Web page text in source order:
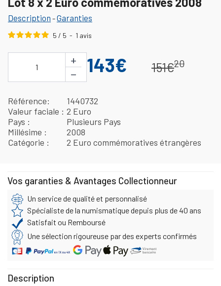
Description -Garanties
5 / 5 - 1 avis
1
+
−
143€ 151€20
Référence
1440732
Valeur faciale
2 Euro
Pays
Plusieurs Pays
Millésime
2008
Catégorie
2 Euro commémoratives étrangères
Vos garanties & Avantages Collectionneur
Un service de qualité et personnalisé
Spécialiste de la numismatique depuis plus de 40 ans
Satisfait ou Remboursé
Une sélection rigoureuse par des experts confirmés
Description